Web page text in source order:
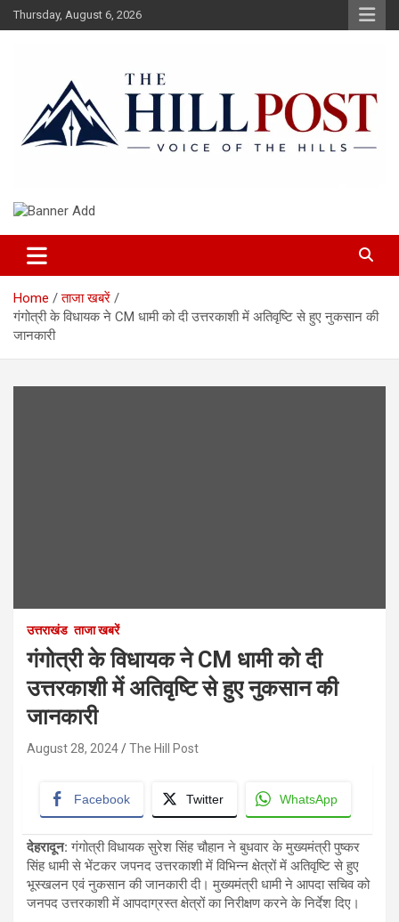
Skip
to
Thursday, August 6, 2026
The Hillpost
Home
ताजा खबरें
गंगोत्री के विधायक ने CM धामी को दी उत्तरकाशी में अतिवृष्टि से हुए नुकसान की
जानकारी
उत्तराखंड ताजा खबरें
गंगोत्री के विधायक ने CM धामी को दी
उत्तरकाशी में अतिवृष्टि से हुए नुकसान की
जानकारी
August 28, 2024 The Hill Post
Facebook Twitter WhatsApp
देहरादून: गंगोत्री विधायक सुरेश सिंह चौहान ने बुधवार के मुख्यमंत्री पुष्कर
सिंह धामी से भेंटकर जपनद उत्तरकाशी में विभिन्न क्षेत्रों में अतिवृष्टि से हुए
भूस्खलन एवं नुकसान की जानकारी दी। मुख्यमंत्री धामी ने आपदा सचिव को
जनपद उत्तरकाशी में आपदाग्रस्त क्षेत्रों का निरीक्षण करने के निर्देश दिए।